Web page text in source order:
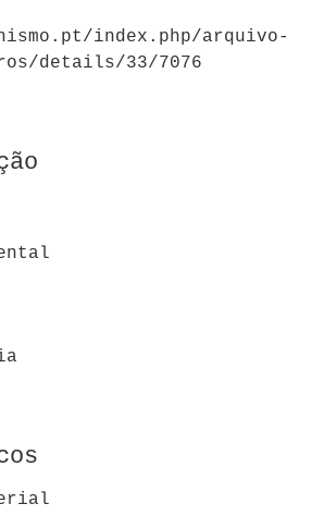
index.php/arquivo-
details/33/7076